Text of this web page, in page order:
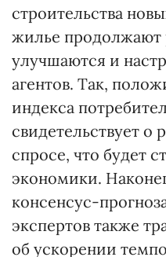
строительства
жилье продолжают
улучшаются и
агентов. Так,
индекса
свидетельствует о
спросе, что будет
экономики.
консенсус-
экспертов также
об ускорении